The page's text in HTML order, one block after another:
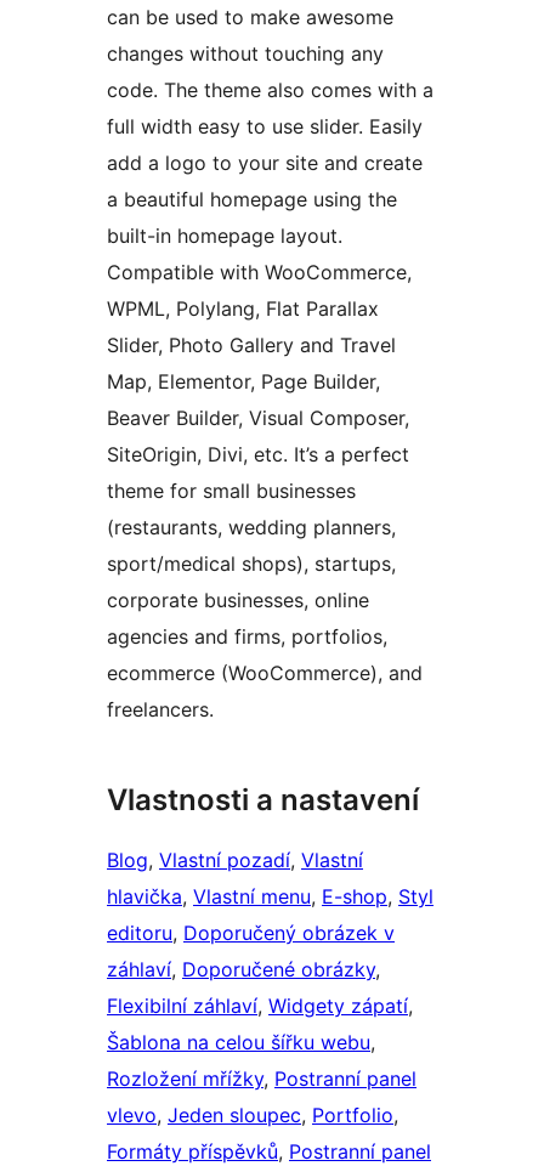
can be used to make awesome
changes without touching any
code. The theme also comes with a
full width easy to use slider. Easily
add a logo to your site and create
a beautiful homepage using the
built-in homepage layout.
Compatible with WooCommerce,
WPML, Polylang, Flat Parallax
Slider, Photo Gallery and Travel
Map, Elementor, Page Builder,
Beaver Builder, Visual Composer,
SiteOrigin, Divi, etc. It’s a perfect
theme for small businesses
(restaurants, wedding planners,
sport/medical shops), startups,
corporate businesses, online
agencies and firms, portfolios,
ecommerce (WooCommerce), and
freelancers.
Vlastnosti a nastavení
Blog, Vlastní pozadí, Vlastní
hlavička, Vlastní menu, E-shop, Styl
editoru, Doporučený obrázek v
záhlaví, Doporučené obrázky
Flexibilní záhlaví, Widgety zápatí
Šablona na celou šířku webu
Rozložení mřížky, Postranní panel
vlevo, Jeden sloupec, Portfolio
Formáty příspěvků, Postranní panel